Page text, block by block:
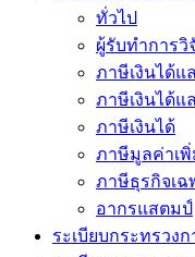
ทั่วไป
ผู้รับทำการ
ภาษีเงินได้แ
ภาษีเงินได้แ
ภาษีเงินได้
ภาษีมูลค่าเพิ่
ภาษีธุรกิจเฉ
อากรแสตมป์
ระเบียบกระทรวง